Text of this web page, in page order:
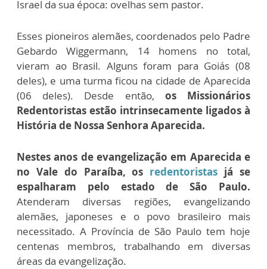
Israel da sua época: ovelhas sem pastor.
Esses pioneiros alemães, coordenados pelo Padre
Gebardo Wiggermann, 14 homens no total,
vieram ao Brasil. Alguns foram para Goiás (08
deles), e uma turma ficou na cidade de Aparecida
(06 deles). Desde então, os Missionários
Redentoristas estão intrinsecamente ligados à
História de Nossa Senhora Aparecida.
Nestes anos de evangelização em Aparecida e
no Vale do Paraíba, os redentoristas já se
espalharam pelo estado de São Paulo.
Atenderam diversas regiões, evangelizando
alemães, japoneses e o povo brasileiro mais
necessitado. A Província de São Paulo tem hoje
centenas membros, trabalhando em diversas
áreas da evangelização.